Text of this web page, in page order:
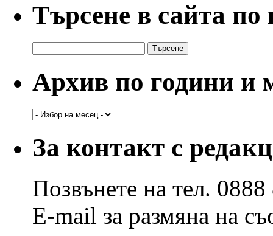
Търсене в сайта
за:
Архив по години и
Архив
и
месеци
За контакт с
Позвънете на тел.
E-mail за размяна на